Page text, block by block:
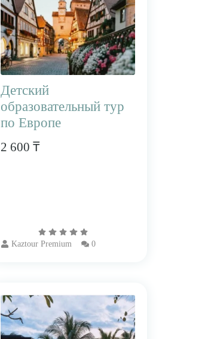
Детский
образовательный тур
по Европе
2 600 ₸
Kaztour Premium 0